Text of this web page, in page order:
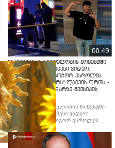
00:49
ვრცელდება მკვლელობის მომენტში
გადაღებული უმძიმესი ვიდეო:
კადრებში ჩანს, როგორ ესროლეს
ცნობილ "ტიკტოკერს" ლაივის დროს -
რას ამბობს მომხდარზე მექსიკის
პოლიცია
ვრცელდება მკვლელობის მომენტში
გადაღებული უმძიმესი ვიდეო:
კადრებში ჩანს, როგორ ესროლეს
ცნობილ "ტიკტოკერს" ლაივის დროს -
რას ამბობს მომხდარზე მექსიკის
პოლიცია